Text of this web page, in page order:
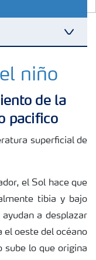
niño
de la
pacifico
superficial de
el Sol hace que
tibia y bajo
a desplazar
el oeste del océano
sube lo que origina